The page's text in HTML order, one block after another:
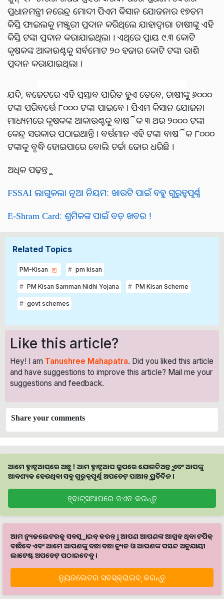
ପ୍ରଧାନମନ୍ତ୍ରୀ ନରେନ୍ଦ୍ର ମୋଦୀ ପିଏମ କିସାନ ଯୋଜନାର ୧୭ତମ
କିସ୍ତି ଫାଇଲକୁ ମଞ୍ଜୁରୀ ପ୍ରଦାନ କରିଥିଲେ ଯାହାଦ୍ୱାରା ଚାଷୀଙ୍କୁ ଏହି
କିସ୍ତି ଟଙ୍କା ପ୍ରଦାନ କରାଯାଇଥିଲା । ଏଥିରେ ପ୍ରାୟ ୯.୩ କୋଟି
କୃଷକଙ୍କ ଆକାଉଣ୍ଟକୁ ସର୍ବମୋଟ ୨୦ ହଜାର କୋଟି ଟଙ୍କା ରାଶି
ପ୍ରଦାନ କରାଯାଇଥିଲା ।
ଯଦି, ବଜେଟରେ ଏହି ପ୍ରସ୍ତାବ ପାରିତ ହୁଏ ତେବେ, ଚାଷୀଙ୍କୁ ୬୦୦୦
ଟଙ୍କା ପରିବର୍ତ୍ତେ ୮୦୦୦ ଟଙ୍କା ପାଇବେ । ପିଏମ କିସାନ ଯୋଜନା
ମାଧ୍ୟମରେ କୃଷକଙ୍କ ଆକାଉଣ୍ଟକୁ ବାର୍ଷିକ ୩ ଥର ୨୦୦୦ ଟଙ୍କା
କେନ୍ଦ୍ର ସରକାର ପଠାଇଥାନ୍ତି । ବର୍ତ୍ତମାନ ଏହି ଟଙ୍କା ବାର୍ଷିକ ୮୦୦୦
ଟଙ୍କାକୁ ବୃଦ୍ଧି ହୋଇପାରେ ବୋଲି ଚର୍ଚ୍ଚା ଜୋର ଧରିଛି ।
ଅଧିକ ପଢ଼ନ୍ତୁ
FSSAI ଲାଗୁକଲା ନୂଆ ନିୟମ: ଖାଉଟି ପାଇଁ ବହୁ ଗୁରୁତ୍ବପୂର୍ଣ୍ଣ
E-Shram Card: ଶ୍ରମିକଙ୍କ ପାଇଁ ବଡ଼ ଖବର !
Related Topics
PM-Kisan pm kisan
PM Kisan Samman Nidhi Yojana PM Kisan Scheme
govt schemes
Like this article?
Hey! I am Tanushree Mahapatra. Did you liked this article
and have suggestions to improve this article? Mail me your
suggestions and feedback.
Share your comments
ଆମେ ହ୍ବାଟ୍ସଆପ୍‌ରେ ଅଛୁ ! ଆମ ହ୍ବାଟ୍ସଆପ ଗ୍ରୁପରେ ଯୋଗଦିଅନ୍ତୁ ଏବଂ ଆପଙ୍କୁ
ଆବଶ୍ୟକ ହେଉଥିବା ସବୁ ଗୁରୁତ୍ବପୂର୍ଣ୍ଣ ଅପଡେଟ୍‌ ପାଆନ୍ତୁ ପ୍ରତିଦିନ ।
ହ୍ବାଟ୍ସଆପରେ ଜଏନ କରନ୍ତୁ
ଆମ ନ୍ୟୁଜଲେଟରକୁ ସବସ୍କ୍ରାଇବ୍ କରନ୍ତୁ । ଆପଣ ଆପଣଙ୍କ ଆଗ୍ରହ ଥିବା ଟପିକ୍‌
ବାଛିବେ ଏବଂ ଆମେ ଆପଣଙ୍କୁ ବଛା ବଛା ନ୍ୟୁଜ ଓ ଆପଣଙ୍କ ପସନ୍ଦ ଅନୁଯାୟୀ
ଲାଟେଷ୍ଟ ଅପଡେଟ୍‌ ପଠାଇଦେବୁ ।
ନ୍ୟୁଜଲେଟର ସବସ୍କ୍ରାଇବ୍‌ କରନ୍ତୁ